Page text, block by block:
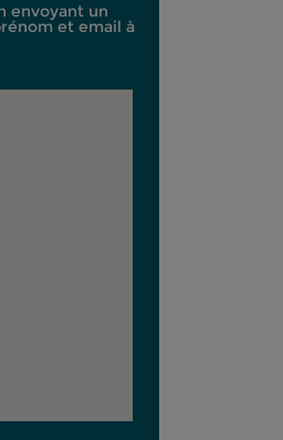
envoyant un
et email à